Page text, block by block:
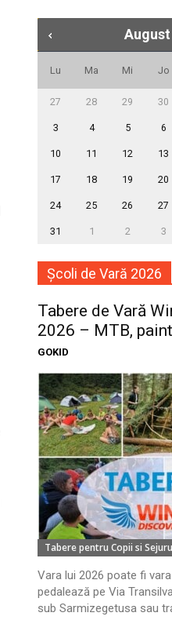
August
Lu Ma Mi Jo
27 28 29 30
3 4 5 6
10 11 12 13
17 18 19 20
24 25 26 27
31 1 2 3
Școli de Vară 2026
Tabere de Vară
2026 – MTB,
GOKID
Tabere pentru Copii si
Vara lui 2026 poate fi
pedalează pe Via
sub Sarmizegetusa sau